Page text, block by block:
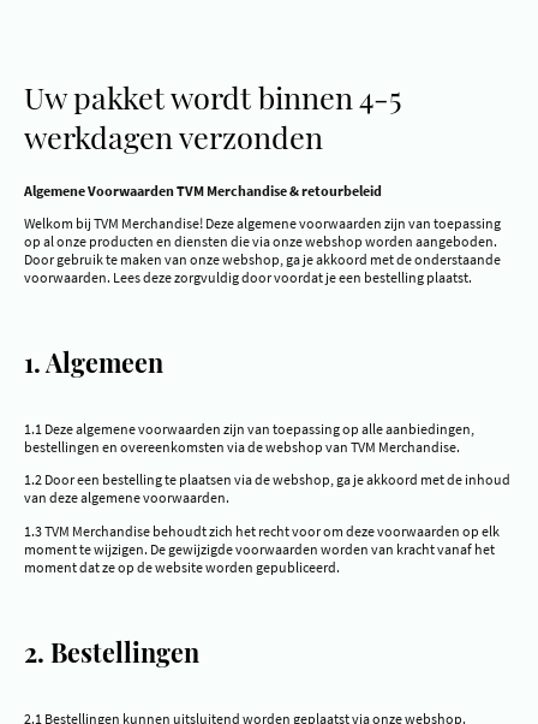
Uw pakket wordt binnen 4-5
werkdagen verzonden
Algemene Voorwaarden TVM Merchandise & retourbeleid
Welkom bij TVM Merchandise! Deze algemene voorwaarden zijn van toepassing
op al onze producten en diensten die via onze webshop worden aangeboden.
Door gebruik te maken van onze webshop, ga je akkoord met de onderstaande
voorwaarden. Lees deze zorgvuldig door voordat je een bestelling plaatst.
1. Algemeen
1.1 Deze algemene voorwaarden zijn van toepassing op alle aanbiedingen,
bestellingen en overeenkomsten via de webshop van TVM Merchandise.
1.2 Door een bestelling te plaatsen via de webshop, ga je akkoord met de inhoud
van deze algemene voorwaarden.
1.3 TVM Merchandise behoudt zich het recht voor om deze voorwaarden op elk
moment te wijzigen. De gewijzigde voorwaarden worden van kracht vanaf het
moment dat ze op de website worden gepubliceerd.
2. Bestellingen
2.1 Bestellingen kunnen uitsluitend worden geplaatst via onze webshop.